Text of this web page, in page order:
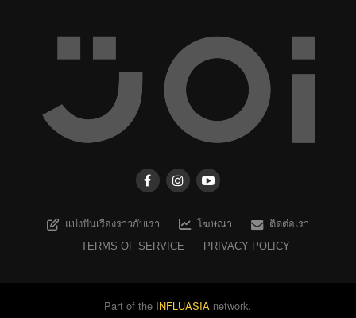
แบ่งปันเรื่องราวกับเรา โฆษณา
ติดต่อเรา
TERMS OF SERVICE
PRIVACY POLICY
Part of the INFLUASIA network.